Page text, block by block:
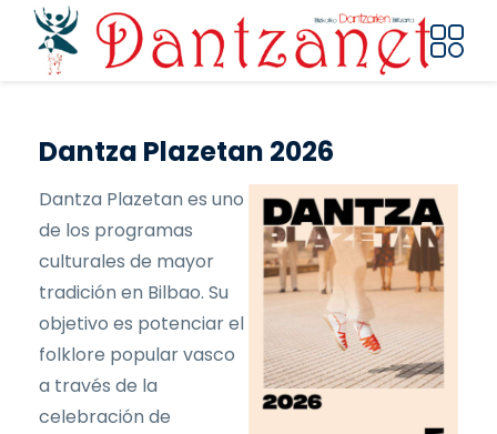
Pasar al contenido principal
Dantza Plazetan 2026
Dantza Plazetan es uno
de los programas
culturales de mayor
tradición en Bilbao. Su
objetivo es potenciar el
folklore popular vasco
a través de la
celebración de